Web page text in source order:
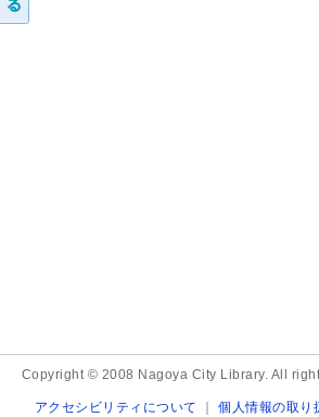
Copyright © 2008 Nagoya City Library. All
アクセシビリティについて ｜個人情報の取り